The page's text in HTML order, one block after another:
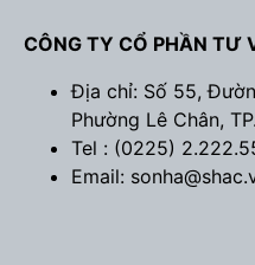
CÔNG TY CỔ PHẦN TƯ
Địa chỉ: Số 55,
Phường Lê Chân,
Tel : (0225)
Email: